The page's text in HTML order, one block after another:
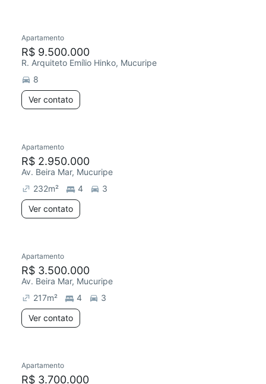
Apartamento
R$ 9.500.000
R. Arquiteto Emílio Hinko, Mucuripe
8
Ver contato
Apartamento
R$ 2.950.000
Av. Beira Mar, Mucuripe
232m² 4
3
Ver contato
Apartamento
R$ 3.500.000
Av. Beira Mar, Mucuripe
217m² 4
3
Ver contato
Apartamento
R$ 3.700.000